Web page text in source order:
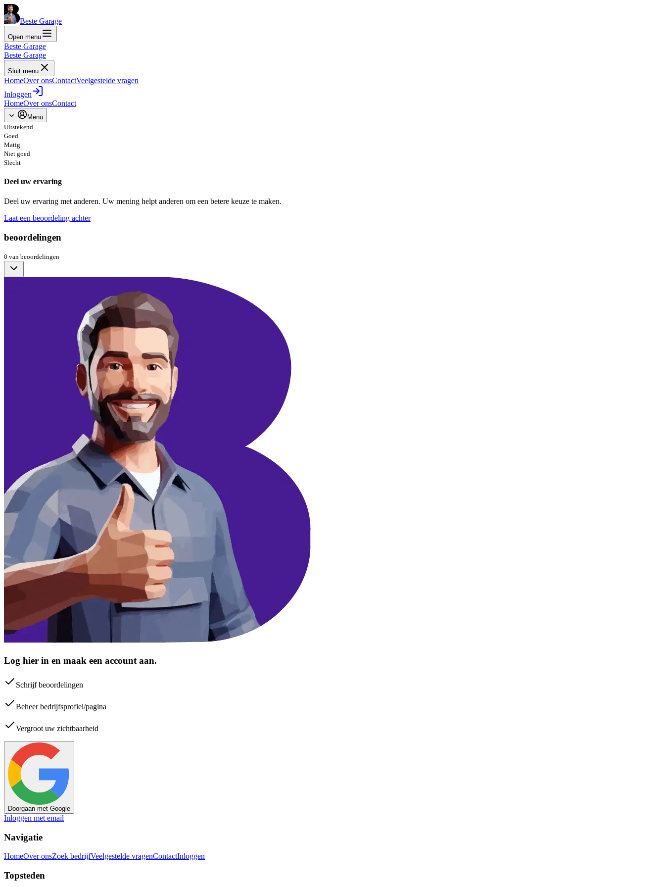
Beste Garage
Open menu
Beste Garage
Beste Garage
Sluit menu
HomeOver onsContactVeelgestelde vragen
Inloggen
HomeOver onsContact
Menu
Uitstekend
Goed
Matig
Niet goed
Slecht
Deel uw ervaring
Deel uw ervaring met anderen. Uw mening helpt anderen om een betere keuze te maken.
Laat een beoordeling achter
beoordelingen
0 van beoordelingen
Log hier in en maak een account aan.
Schrijf beoordelingen
Beheer bedrijfsprofiel/pagina
Vergroot uw zichtbaarheid
Doorgaan met Google
Inloggen met email
Navigatie
HomeOver onsZoek bedrijfVeelgestelde vragenContactInloggen
Topsteden